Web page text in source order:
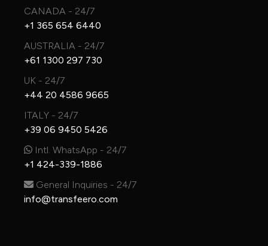
CANADA - 24/7
+1 365 654 6440
AUSTRALIA - 24/7
+61 1300 297 730
UK - 24/7
+44 20 4586 9665
ITALY - 24/7
+39 06 9450 5426
Intl. WhatsApp - 24/7
+1 424-339-1886
General Inquiries - 24/7
info@transfeero.com